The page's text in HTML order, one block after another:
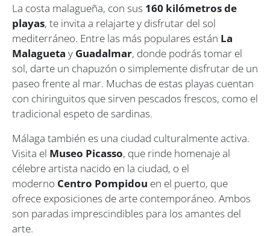
La costa malagueña, con sus 160 kilómetros de
playas, te invita a relajarte y disfrutar del sol
mediterráneo. Entre las más populares están La
Malagueta y Guadalmar, donde podrás tomar el
sol, darte un chapuzón o simplemente disfrutar de un
paseo frente al mar. Muchas de estas playas cuentan
con chiringuitos que sirven pescados frescos, como el
tradicional espeto de sardinas.
Málaga también es una ciudad culturalmente activa.
Visita el Museo Picasso, que rinde homenaje al
célebre artista nacido en la ciudad, o el
moderno Centro Pompidou en el puerto, que
ofrece exposiciones de arte contemporáneo. Ambos
son paradas imprescindibles para los amantes del
arte.